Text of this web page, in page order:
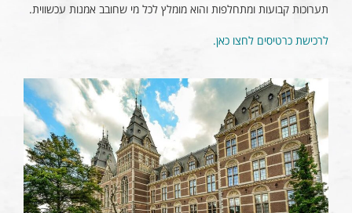
תערוכות קבועות ומתחלפות והוא מומלץ לכל מי שחובב אמנות עכשווית.
לרכישת כרטיסים לחצו כאן.